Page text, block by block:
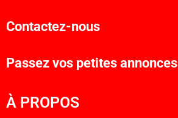
Contactez-nous
Passez vos petites annonces
À PROPOS